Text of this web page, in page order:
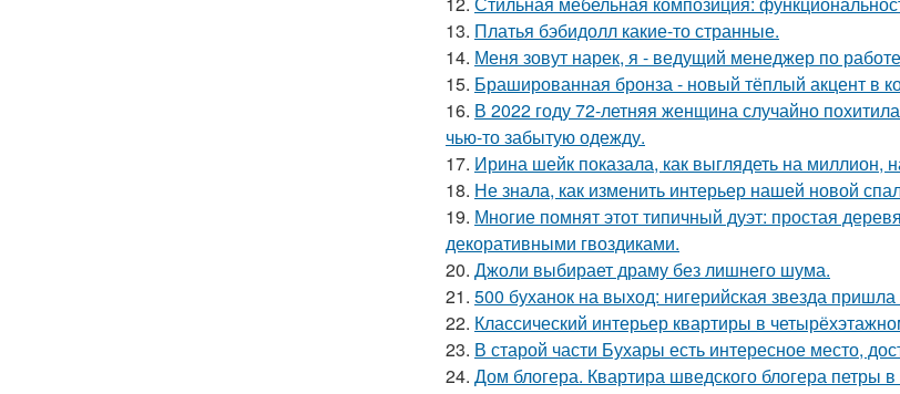
13. Платья бэбидолл какие-то странные.
14. Меня зовут нарек, я - ведущий менеджер по
15. Брашированная бронза - новый тёплый акцент в
16. В 2022 году 72-летняя женщина случайно
чью-то забытую одежду.
17. Ирина шейк показала, как выглядеть на миллион,
18. Не знала, как изменить интерьер нашей новой
19. Многие помнят этот типичный дуэт: простая
декоративными гвоздиками.
20. Джоли выбирает драму без лишнего шума.
21. 500 буханок на выход: нигерийская звезда
22. Классический интерьер квартиры в
23. В старой части Бухары есть интересное место,
24. Дом блогера. Квартира шведского блогера петры в